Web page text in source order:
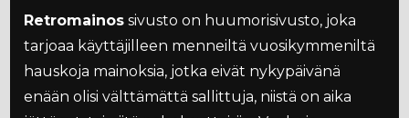
Retromainos sivusto on huumorisivusto, joka
tarjoaa käyttäjilleen menneiltä vuosikymmeniltä
hauskoja mainoksia, jotka eivät nykypäivänä
enään olisi välttämättä sallittuja, niistä on aika